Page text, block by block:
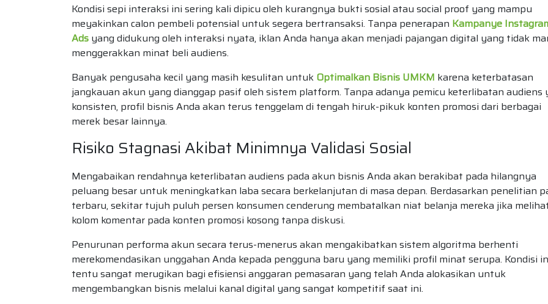
Kondisi sepi interaksi ini sering kali dipicu oleh kurangnya bukti sosial atau social proof yang mampu
meyakinkan calon pembeli potensial untuk segera bertransaksi. Tanpa penerapan Kampanye
Ads yang didukung oleh interaksi nyata, iklan Anda hanya akan menjadi pajangan digital yang tidak
menggerakkan minat beli audiens.
Banyak pengusaha kecil yang masih kesulitan untuk Optimalkan Bisnis UMKM karena keterbatasan
jangkauan akun yang dianggap pasif oleh sistem platform. Tanpa adanya pemicu keterlibatan audiens
konsisten, profil bisnis Anda akan terus tenggelam di tengah hiruk-pikuk konten promosi dari berbagai
merek besar lainnya.
Risiko Stagnasi Akibat Minimnya Validasi Sosial
Mengabaikan rendahnya keterlibatan audiens pada akun bisnis Anda akan berakibat pada hilangnya
peluang besar untuk meningkatkan laba secara berkelanjutan di masa depan. Berdasarkan penelitian
terbaru, sekitar tujuh puluh persen konsumen cenderung membatalkan niat belanja mereka jika
kolom komentar pada konten promosi kosong tanpa diskusi.
Penurunan performa akun secara terus-menerus akan mengakibatkan sistem algoritma berhenti
merekomendasikan unggahan Anda kepada pengguna baru yang memiliki profil minat serupa. Kondisi
tentu sangat merugikan bagi efisiensi anggaran pemasaran yang telah Anda alokasikan untuk
mengembangkan bisnis melalui kanal digital yang sangat kompetitif saat ini.